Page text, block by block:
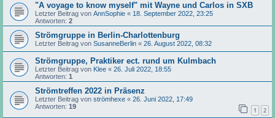
"A voyage to know myself" mit Wayne und Carlos in SXB
Letzter Beitrag von AnnSophie « 18. September 2022, 23:25
Antworten: 2
Strömgruppe in Berlin-Charlottenburg
Letzter Beitrag von SusanneBerlin « 26. August 2022, 08:32
Strömgruppe, Praktiker ect. rund um Kulmbach
Letzter Beitrag von Klee « 26. Juli 2022, 18:55
Antworten: 1
Strömtreffen 2022 in Präsenz
Letzter Beitrag von strömhexe « 26. Juni 2022, 17:49
Antworten: 19 1 2